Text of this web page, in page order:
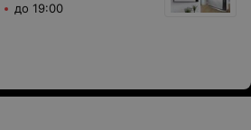
до 19:00